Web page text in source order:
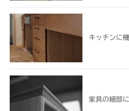
キッチンに
家具の細部